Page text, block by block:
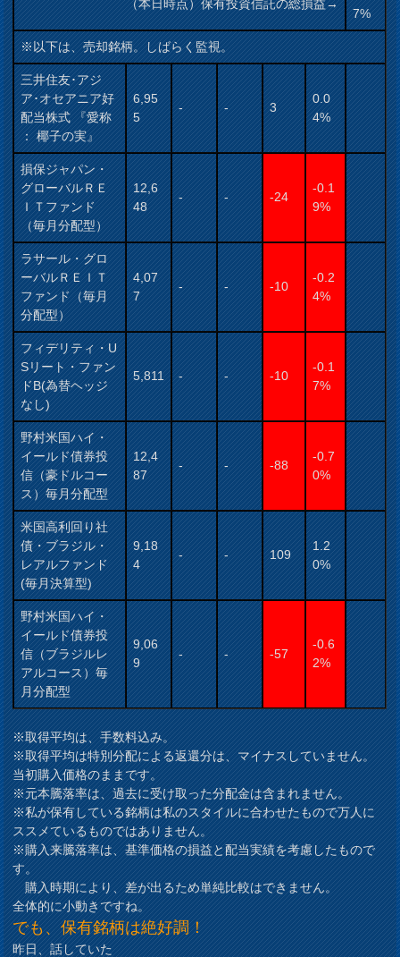
（本日時点）保有投資信託の総損益→
7%
※以下は、売却銘柄。しばらく監視。
三井住友･アジ
ア･オセアニア好
配当株式 『愛称
： 椰子の実』
6,95
5
- - 3
0.0
4%
損保ジャパン・
グローバルＲＥ
ＩＴファンド
（毎月分配型）
12,6
48
- - -24
-0.1
9%
ラサール・グロ
ーバルＲＥＩＴ
ファンド（毎月
分配型）
4,07
7
- - -10
-0.2
4%
フィデリティ・U
Sリート・ファン
ドB(為替ヘッジ
なし)
5,811 - - -10
-0.1
7%
野村米国ハイ・
イールド債券投
信（豪ドルコー
ス）毎月分配型
12,4
87
- - -88
-0.7
0%
米国高利回り社
債・ブラジル・
レアルファンド
(毎月決算型)
9,18
4
- - 109
1.2
0%
野村米国ハイ・
イールド債券投
信（ブラジルレ
アルコース）毎
月分配型
9,06
9
- - -57
-0.6
2%
※取得平均は、手数料込み。
※取得平均は特別分配による返還分は、マイナスしていません。
当初購入価格のままです。
※元本騰落率は、過去に受け取った分配金は含まれません。
※私が保有している銘柄は私のスタイルに合わせたもので万人に
ススメているものではありません。
※購入来騰落率は、基準価格の損益と配当実績を考慮したもので
す。
購入時期により、差が出るため単純比較はできません。
全体的に小動きですね。
でも、保有銘柄は絶好調！
昨日、話していた